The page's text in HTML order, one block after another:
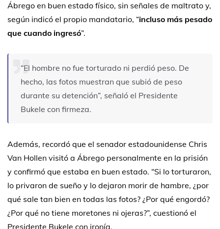
Ábrego en buen estado físico, sin señales de maltrato y,
según indicó el propio mandatario, “incluso más pesado
que cuando ingresó”.
“El hombre no fue torturado ni perdió peso. De
hecho, las fotos muestran que subió de peso
durante su detención”, señaló el Presidente
Bukele con firmeza.
Además, recordó que el senador estadounidense Chris
Van Hollen visitó a Ábrego personalmente en la prisión
y confirmó que estaba en buen estado. “Si lo torturaron,
lo privaron de sueño y lo dejaron morir de hambre, ¿por
qué sale tan bien en todas las fotos? ¿Por qué engordó?
¿Por qué no tiene moretones ni ojeras?”, cuestionó el
Presidente Bukele con ironía.